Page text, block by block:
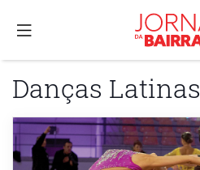
Danças Latinas